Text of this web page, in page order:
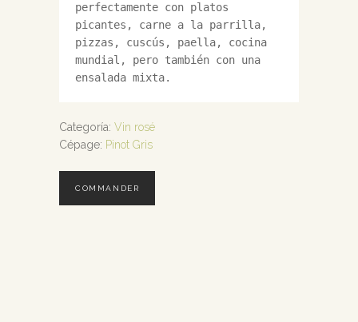
perfectamente con platos
picantes, carne a la parrilla,
pizzas, cuscús, paella, cocina
mundial, pero también con una
ensalada mixta.
Categoría: Vin rosé
Cépage: Pinot Gris
COMMANDER